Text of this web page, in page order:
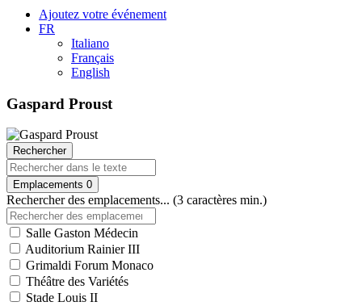
Ajoutez votre événement
FR
Italiano
Français
English
Gaspard Proust
Rechercher
Emplacements 0
Rechercher des emplacements... (3 caractères min.)
Salle Gaston Médecin
Auditorium Rainier III
Grimaldi Forum Monaco
Théâtre des Variétés
Stade Louis II